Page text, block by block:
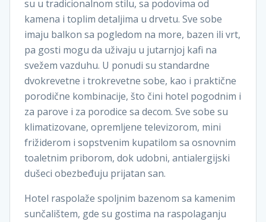
su u tradicionalnom stilu, sa podovima od
kamena i toplim detaljima u drvetu. Sve sobe
imaju balkon sa pogledom na more, bazen ili vrt,
pa gosti mogu da uživaju u jutarnjoj kafi na
svežem vazduhu. U ponudi su standardne
dvokrevetne i trokrevetne sobe, kao i praktične
porodične kombinacije, što čini hotel pogodnim i
za parove i za porodice sa decom. Sve sobe su
klimatizovane, opremljene televizorom, mini
frižiderom i sopstvenim kupatilom sa osnovnim
toaletnim priborom, dok udobni, antialergijski
dušeci obezbeđuju prijatan san.
Hotel raspolaže spoljnim bazenom sa kamenim
sunčalištem, gde su gostima na raspolaganju